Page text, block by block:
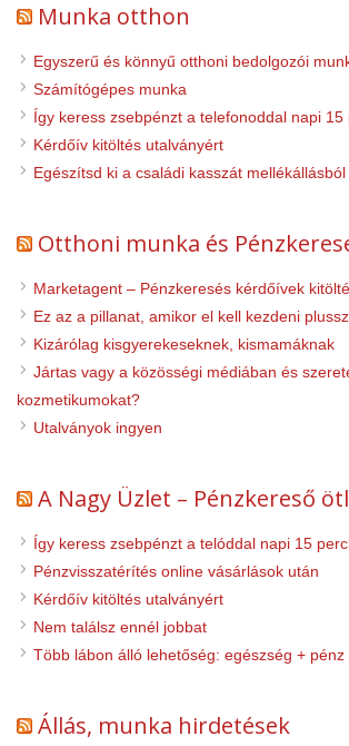
Munka otthon
Egyszerű és könnyű otthoni bedolgozói
Számítógépes munka
Így keress zsebpénzt a telefonoddal napi 15
Kérdőív kitöltés utalványért
Egészítsd ki a családi kasszát mellékállásból
Otthoni munka és
Marketagent – Pénzkeresés kérdőívek
Ez az a pillanat, amikor el kell kezdeni
Kizárólag kisgyerekeseknek, kismamáknak
Jártas vagy a közösségi médiában és
kozmetikumokat?
Utalványok ingyen
A Nagy Üzlet – Pénzkereső
Így keress zsebpénzt a telóddal napi 15
Pénzvisszatérítés online vásárlások után
Kérdőív kitöltés utalványért
Nem találsz ennél jobbat
Több lábon álló lehetőség: egészség +
Állás, munka hirdetések